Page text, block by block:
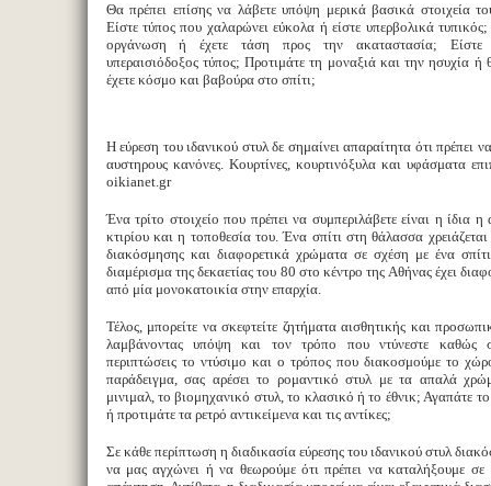
Θα πρέπει επίσης να λάβετε υπόψη μερικά βασικά στοιχεία
Είστε τύπος που χαλαρώνει εύκολα ή είστε υπερβολικά
οργάνωση ή έχετε τάση προς την ακαταστασία; Είστε
υπεραισιόδοξος τύπος; Προτιμάτε τη μοναξιά και την ησυχία ή
έχετε κόσμο και βαβούρα στο σπίτι;
Η εύρεση του ιδανικού στυλ δε σημαίνει απαραίτητα ότι πρέπει
αυστηρους κανόνες. Κουρτίνες, κουρτινόξυλα και υφάσματα
oikianet.gr
Ένα τρίτο στοιχείο που πρέπει να συμπεριλάβετε είναι η ίδια η
κτιρίου και η τοποθεσία του. Ένα σπίτι στη θάλασσα
διακόσμησης και διαφορετικά χρώματα σε σχέση με ένα
διαμέρισμα της δεκαετίας του 80 στο κέντρο της Αθήνας έχει
από μία μονοκατοικία στην επαρχία.
Τέλος, μπορείτε να σκεφτείτε ζητήματα αισθητικής και
λαμβάνοντας υπόψη και τον τρόπο που ντύνεστε καθώς
περιπτώσεις το ντύσιμο και ο τρόπος που διακοσμούμε το
παράδειγμα, σας αρέσει το ρομαντικό στυλ με τα απαλά
μινιμαλ, το βιομηχανικό στυλ, το κλασικό ή το έθνικ; Αγαπάτε
ή προτιμάτε τα ρετρό αντικείμενα και τις αντίκες;
Σε κάθε περίπτωση η διαδικασία εύρεσης του ιδανικού στυλ
να μας αγχώνει ή να θεωρούμε ότι πρέπει να καταλήξουμε